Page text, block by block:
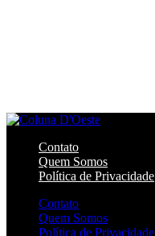
Contato
Quem Somos
Política de Privacidade
Contato
Quem Somos
Política de Privacidade